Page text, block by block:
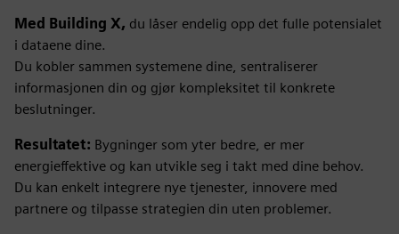
Med Building X, du låser endelig opp det fulle potensialet
i dataene dine.
Du kobler sammen systemene dine, sentraliserer
informasjonen din og gjør kompleksitet til konkrete
beslutninger.
Resultatet: Bygninger som yter bedre, er mer
energieffektive og kan utvikle seg i takt med dine behov.
Du kan enkelt integrere nye tjenester, innovere med
partnere og tilpasse strategien din uten problemer.